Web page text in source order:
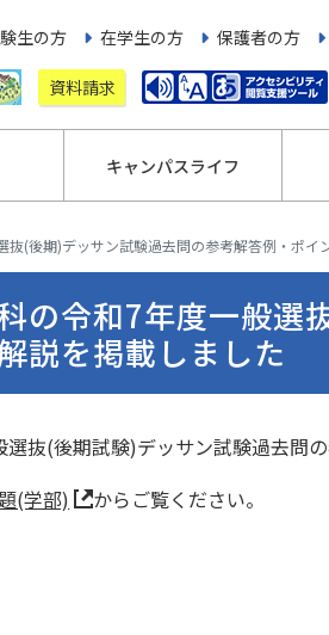
生の方 在学生の方 保護者の方
資料請求
キャンパスライフ
抜(後期)デッサン試験過去問の参考解答例・ポイ
の令和7年度一般選
説を掲載しました
抜(後期試験)デッサン試験過去問
(学部) からご覧ください。